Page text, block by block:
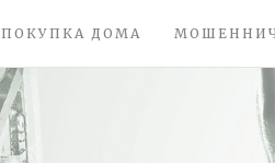
ПОКУПКА ДОМА